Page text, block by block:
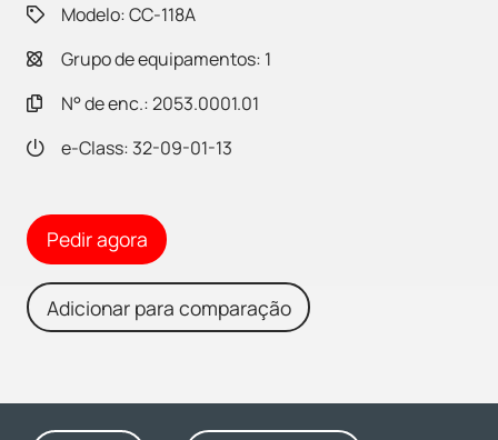
Modelo: CC-118A
Grupo de equipamentos: 1
N° de enc.: 2053.0001.01
e-Class: 32-09-01-13
Pedir agora
Adicionar para comparação